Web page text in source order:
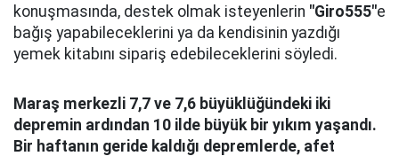
konuşmasında, destek olmak isteyenlerin "Giro555"e
bağış yapabileceklerini ya da kendisinin yazdığı
yemek kitabını sipariş edebileceklerini söyledi.
Maraş merkezli 7,7 ve 7,6 büyüklüğündeki iki
depremin ardından 10 ilde büyük bir yıkım yaşandı.
Bir haftanın geride kaldığı depremlerde, afet